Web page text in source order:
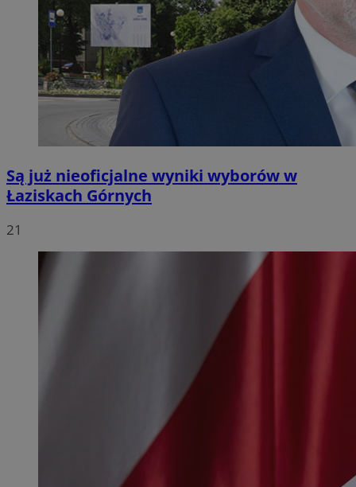
Są już nieoficjalne wyniki wyborów w
Łaziskach Górnych
21